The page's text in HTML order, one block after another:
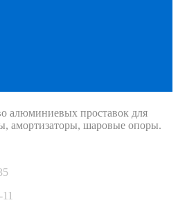
алюминиевых проставок для
амортизаторы, шаровые опоры.